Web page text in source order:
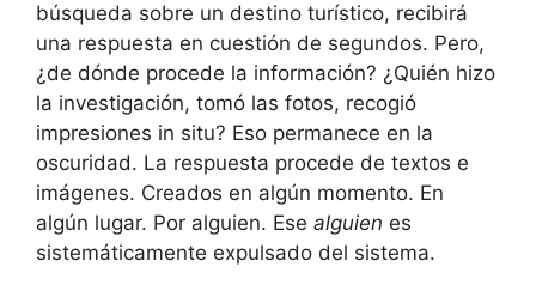
búsqueda sobre un destino turístico, recibirá
una respuesta en cuestión de segundos. Pero,
¿de dónde procede la información? ¿Quién hizo
la investigación, tomó las fotos, recogió
impresiones in situ? Eso permanece en la
oscuridad. La respuesta procede de textos e
imágenes. Creados en algún momento. En
algún lugar. Por alguien. Ese alguien es
sistemáticamente expulsado del sistema.